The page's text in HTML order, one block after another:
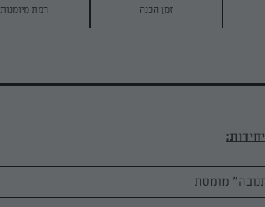
זמן הכנה רמת מיומנות